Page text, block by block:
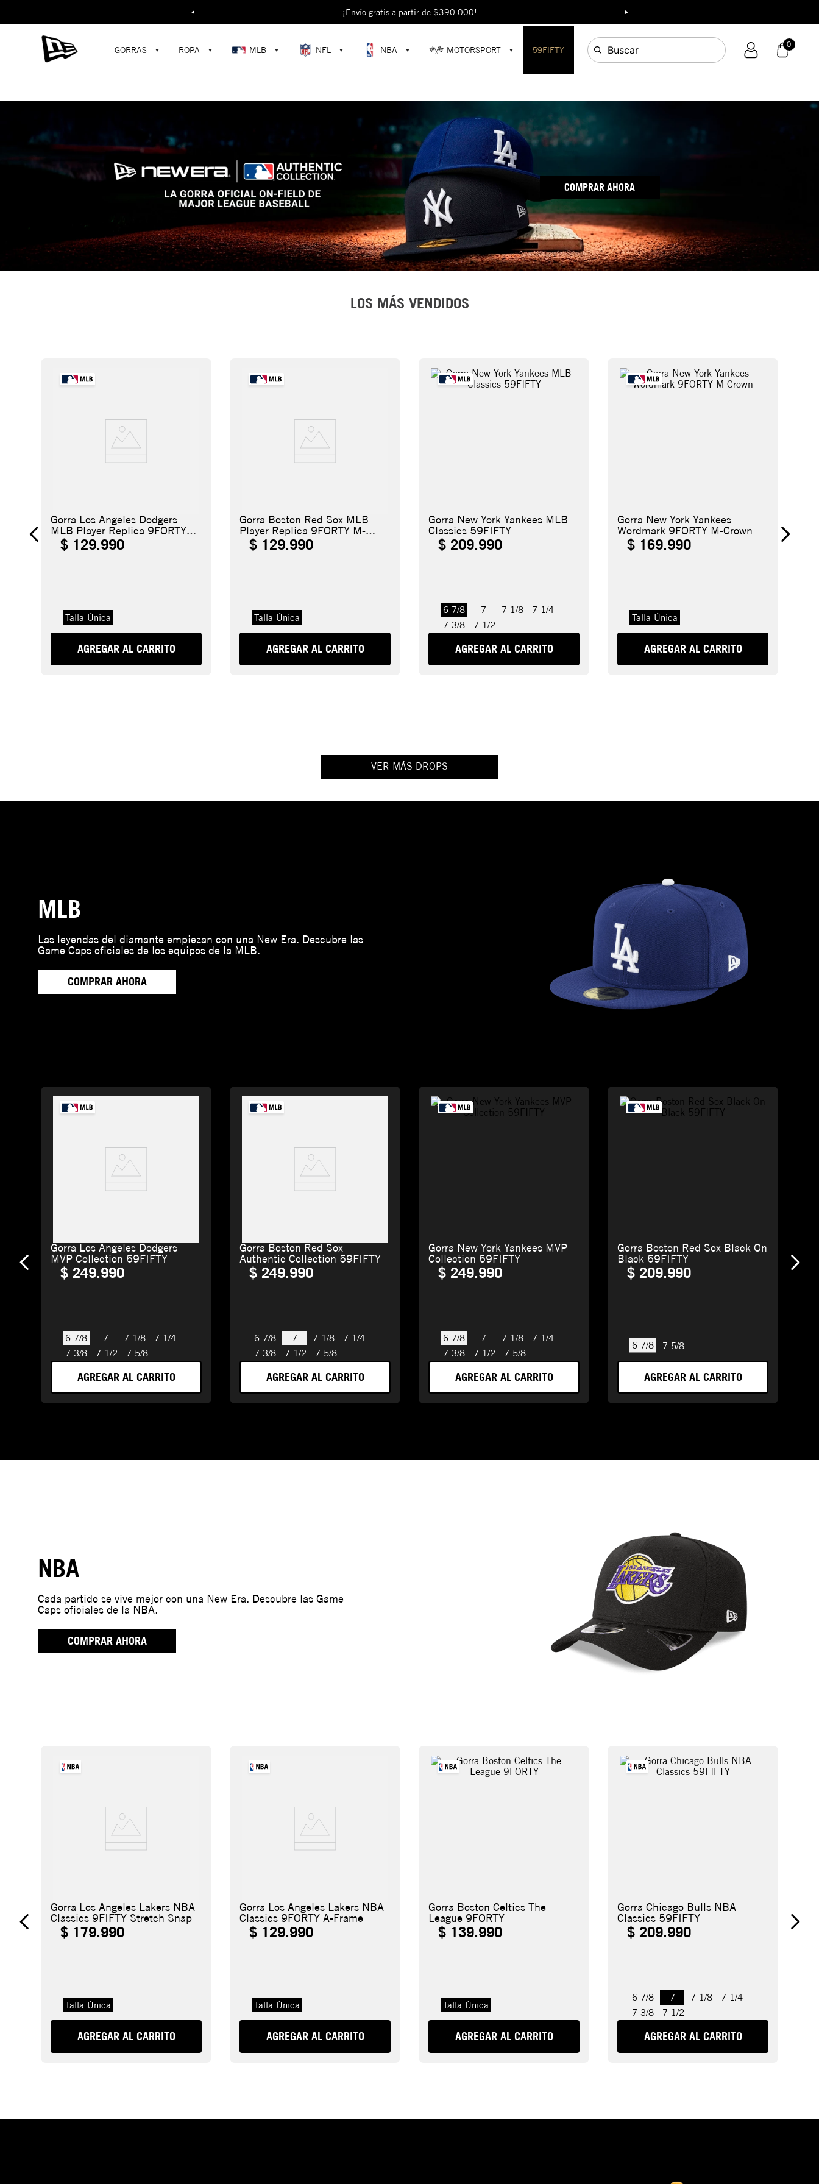
Buscar... ¡Envío gratis a partir de $390.000!
GORRAS ROPA MLB NFL NBA MOTORSPORT 59FIFTY Buscar 0
COMPRAR AHORA
LOS MÁS VENDIDOS
Gorra Los Angeles Dodgers
MLB Player Replica 9FORTY
M-Crown
$ 129.990
Talla Única
AGREGAR AL CARRITO
Gorra Boston Red Sox MLB
Player Replica 9FORTY M-
Crown
$ 129.990
Talla Única
AGREGAR AL CARRITO
Gorra New York Yankees MLB
Classics 59FIFTY
$ 209.990
6 7/8
7 3/8
7
7 1/2
7 1/4
7 1/8
AGREGAR AL CARRITO
Gorra New York Yankees
Wordmark 9FORTY M-Crown
$ 169.990
Talla Única
AGREGAR AL CARRITO
VER MÁS DROPS
MLB
Las leyendas del diamante empiezan con una New Era. Descubre las
Game Caps oficiales de los equipos de la MLB.
COMPRAR AHORA
Gorra Los Angeles Dodgers
MVP Collection 59FIFTY
$ 249.990
6 7/8 7 7 1/8
7 1/4
7 3/8
7 1/2 7 5/8
AGREGAR AL CARRITO
Gorra Boston Red Sox
Authentic Collection 59FIFTY
$ 249.990
7
7 1/4
7 3/8
7 1/2 7 5/8
7 1/8
6 7/8
AGREGAR AL CARRITO
Gorra New York Yankees MVP
Collection 59FIFTY
$ 249.990
6 7/8
7
7 1/2
7 1/4
7 1/8
7 3/8
7 5/8
AGREGAR AL CARRITO
Gorra Boston Red Sox Black On
Black 59FIFTY
$ 209.990
6 7/8 7 5/8
AGREGAR AL CARRITO
NBA
Cada partido se vive mejor con una New Era. Descubre las Game
Caps oficiales de la NBA.
COMPRAR AHORA
Gorra Los Angeles Lakers NBA
Classics 9FIFTY Stretch Snap
$ 179.990
Talla Única
AGREGAR AL CARRITO
Gorra Los Angeles Lakers NBA
Classics 9FORTY A-Frame
$ 129.990
Talla Única
AGREGAR AL CARRITO
Gorra Boston Celtics The
League 9FORTY
$ 139.990
Talla Única
AGREGAR AL CARRITO
Gorra Chicago Bulls NBA
Classics 59FIFTY
$ 209.990
7 7 1/8
7 1/4
7 3/8
7 1/2
6 7/8
AGREGAR AL CARRITO